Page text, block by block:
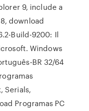
9, include a
download
Build-9200: Il
Windows
BR 32/64
Serials,
Programas PC